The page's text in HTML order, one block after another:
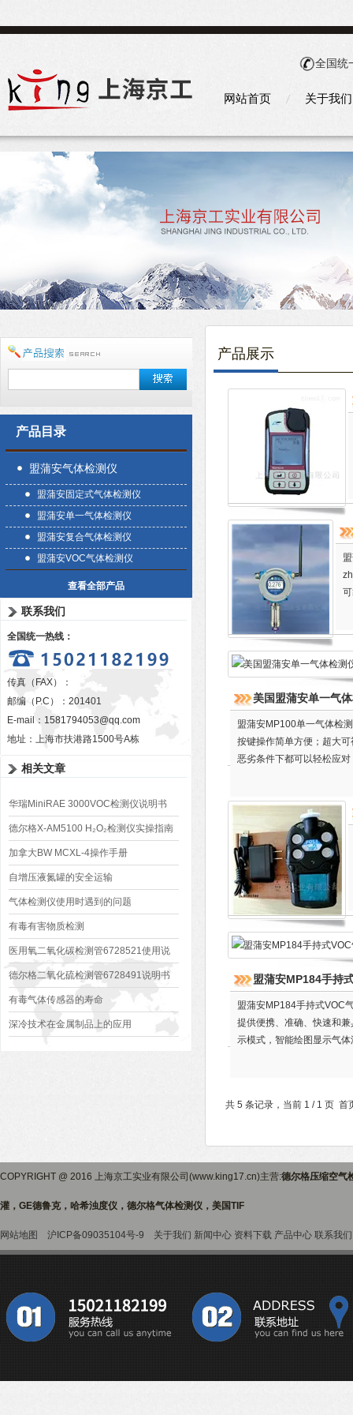
全国统
网站首页 关于我们
产品目录
盟蒲安气体检测仪
盟蒲安固定式气体检测仪
盟蒲安单一气体检测仪
盟蒲安复合气体检测仪
盟蒲安VOC气体检测仪
查看全部产品
联系我们
全国统一热线：
传真（FAX）：
邮编（P.C）：201401
E-mail： 1581794053@qq.com
地址：上海市扶港路1500号A栋
相关文章
华瑞MiniRAE 3000VOC检测仪说明书
德尔格X-AM5100 H₂O₂检测仪实操指南
加拿大BW MCXL-4操作手册
自增压液氮罐的安全运输
气体检测仪使用时遇到的问题
有毒有害物质检测
医用氧二氧化碳检测管6728521使用说
明
德尔格二氧化硫检测管6728491说明书
有毒气体传感器的寿命
深冷技术在金属制品上的应用
产品展示
美国盟蒲安单一气
盟蒲安MP100单一气体检
按键操作简单方便；超大
恶劣条件下都可以轻松应
盟蒲安MP184手持
盟蒲安MP184手持式VOC
提供便携、准确、快速和
示模式，智能绘图显示气
共 5 条记录，当前 1 / 1 页
COPYRIGHT @ 2016 上海京工实业有限公司(www.king17.cn)主营:德尔格压缩空气
灌，GE德鲁克，哈希浊度仪，德尔格气体检测仪，美国TIF
网站地图 沪ICP备09035104号-9 关于我们 新闻中心 资料下载 产品中心 联系我们